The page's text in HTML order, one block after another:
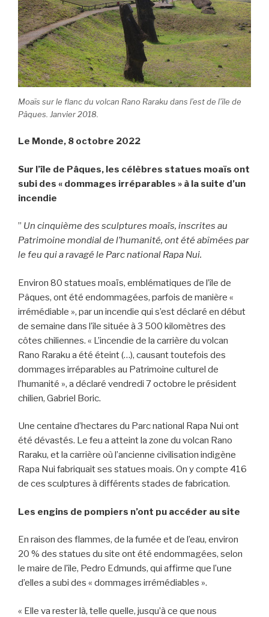
Moaïs sur le flanc du volcan Rano Raraku dans l’est de l’île de
Pâques. Janvier 2018.
Le Monde, 8 octobre 2022
Sur l’île de Pâques, les célèbres statues moaïs ont
subi des « dommages irréparables » à la suite d’un
incendie
” Un cinquième des sculptures moaïs, inscrites au
Patrimoine mondial de l’humanité, ont été abîmées par
le feu qui a ravagé le Parc national Rapa Nui.
Environ 80 statues moaïs, emblématiques de l’île de
Pâques, ont été endommagées, parfois de manière «
irrémédiable », par un incendie qui s’est déclaré en début
de semaine dans l’île située à 3 500 kilomètres des
côtes chiliennes. « L’incendie de la carrière du volcan
Rano Raraku a été éteint (…), causant toutefois des
dommages irréparables au Patrimoine culturel de
l’humanité », a déclaré vendredi 7 octobre le président
chilien, Gabriel Boric.
Une centaine d’hectares du Parc national Rapa Nui ont
été dévastés. Le feu a atteint la zone du volcan Rano
Raraku, et la carrière où l’ancienne civilisation indigène
Rapa Nui fabriquait ses statues moais. On y compte 416
de ces sculptures à différents stades de fabrication.
Les engins de pompiers n’ont pu accéder au site
En raison des flammes, de la fumée et de l’eau, environ
20 % des statues du site ont été endommagées, selon
le maire de l’île, Pedro Edmunds, qui affirme que l’une
d’elles a subi des « dommages irrémédiables ».
« Elle va rester là, telle quelle, jusqu’à ce que nous